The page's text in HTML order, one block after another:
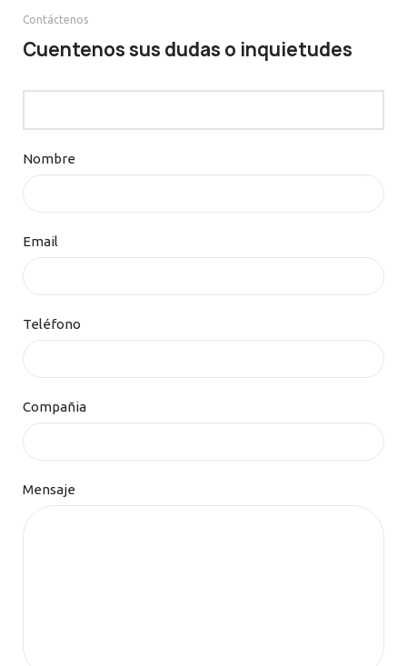
Contáctenos
Cuentenos sus dudas o inquietudes
Nombre
Email
Teléfono
Compañia
Mensaje